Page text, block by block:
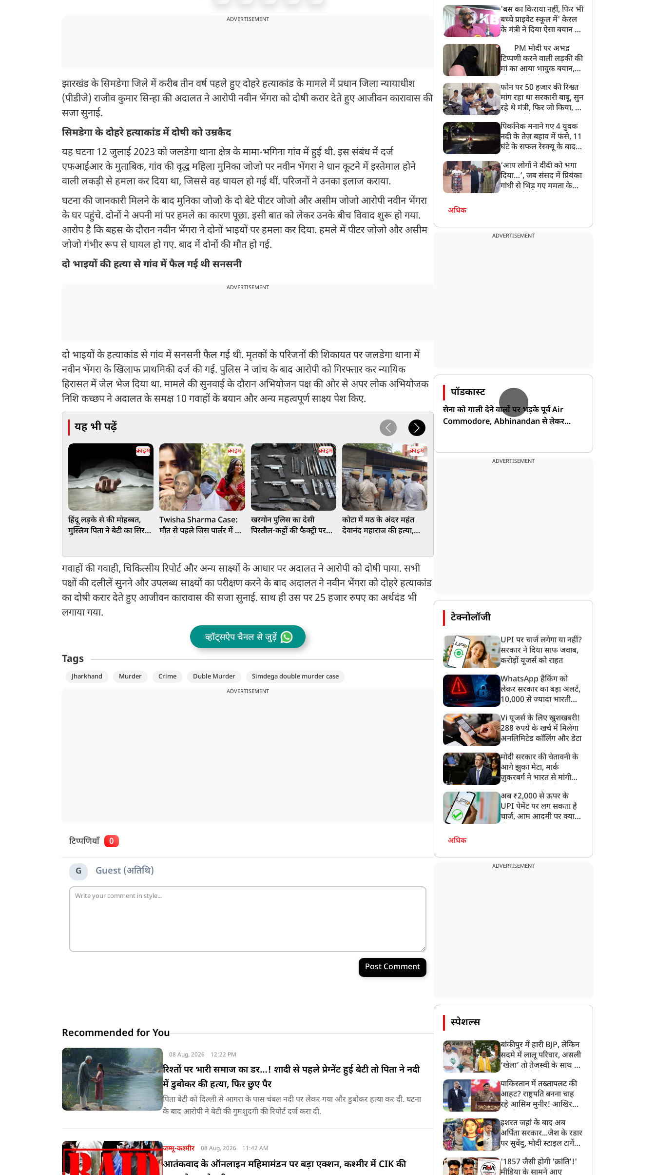
ADVERTISEMENT
झारखंड के सिमडेगा जिले में करीब तीन वर्ष पहले हुए दोहरे हत्याकांड के मामले में प्रधान जिला न्यायाधीश
(पीडीजे) राजीव कुमार सिन्हा की अदालत ने आरोपी नवीन भेंगरा को दोषी करार देते हुए आजीवन कारावास की
सजा सुनाई.
सिमडेगा के दोहरे हत्याकांड में दोषी को उम्रकैद
यह घटना 12 जुलाई 2023 को जलडेगा थाना क्षेत्र के मामा-भगिना गांव में हुई थी. इस संबंध में दर्ज
एफआईआर के मुताबिक, गांव की वृद्ध महिला मुनिका जोजो पर नवीन भेंगरा ने धान कूटने में इस्तेमाल होने
वाली लकड़ी से हमला कर दिया था, जिससे वह घायल हो गई थीं. परिजनों ने उनका इलाज कराया.
घटना की जानकारी मिलने के बाद मुनिका जोजो के दो बेटे पीटर जोजो और असीम जोजो आरोपी नवीन भेंगरा
के घर पहुंचे. दोनों ने अपनी मां पर हमले का कारण पूछा. इसी बात को लेकर उनके बीच विवाद शुरू हो गया.
आरोप है कि बहस के दौरान नवीन भेंगरा ने दोनों भाइयों पर हमला कर दिया. हमले में पीटर जोजो और असीम
जोजो गंभीर रूप से घायल हो गए. बाद में दोनों की मौत हो गई.
दो भाइयों की हत्या से गांव में फैल गई थी सनसनी
ADVERTISEMENT
दो भाइयों के हत्याकांड से गांव में सनसनी फैल गई थी. मृतकों के परिजनों की शिकायत पर जलडेगा थाना में
नवीन भेंगरा के खिलाफ प्राथमिकी दर्ज की गई. पुलिस ने जांच के बाद आरोपी को गिरफ्तार कर न्यायिक
हिरासत में जेल भेज दिया था. मामले की सुनवाई के दौरान अभियोजन पक्ष की ओर से अपर लोक अभियोजक
निशि कच्छप ने अदालत के समक्ष 10 गवाहों के बयान और अन्य महत्वपूर्ण साक्ष्य पेश किए.
यह भी पढ़ें
क्राइम
हिंदू लड़के से की मोहब्बत,
मुस्लिम पिता ने बेटी का सिर
क्राइम
Twisha Sharma Case:
मौत से पहले जिस पार्लर में गई
गिरिबाला के 5 वकील
क्राइम
खरगोन पुलिस का देसी
पिस्तौल-कट्टों की फैक्ट्री पर
क्राइम
कोटा में मठ के अंदर महंत
देवानंद महाराज की हत्या,
क्राइम
तुगलकाबाद में आग, हुआ बड़ा
क्राइम
गवाहों की गवाही, चिकित्सीय रिपोर्ट और अन्य साक्ष्यों के आधार पर अदालत ने आरोपी को दोषी पाया. सभी
पक्षों की दलीलें सुनने और उपलब्ध साक्ष्यों का परीक्षण करने के बाद अदालत ने नवीन भेंगरा को दोहरे हत्याकांड
का दोषी करार देते हुए आजीवन कारावास की सजा सुनाई. साथ ही उस पर 25 हजार रुपए का अर्थदंड भी
लगाया गया.
व्हॉट्सऐप चैनल से जुड़ें
Tags
Jharkhand Murder Crime Duble Murder Simdega double murder case
ADVERTISEMENT
टिप्पणियाँ 0
G Guest (अतिथि)
Post Comment
Recommended for You
08 Aug, 2026 12:22 PM
रिश्तों पर भारी समाज का डर…! शादी से पहले प्रेग्नेंट हुई बेटी तो पिता ने नदी
में डुबोकर की हत्या, फिर छुए पैर
पिता बेटी को दिल्ली से आगरा के पास चंबल नदी पर लेकर गया और डुबोकर हत्या कर दी. घटना
के बाद आरोपी ने बेटी की गुमशुदगी की रिपोर्ट दर्ज करा दी.
जम्मू-कश्मीर 08 Aug, 2026 11:42 AM
आतंकवाद के ऑनलाइन महिमामंडन पर बड़ा एक्शन, कश्मीर में CIK की
PM मोदी आज IIT दिल्ली के दीक्षांत समारोह में
शामिल होंगे
'बस का किराया नहीं, फिर भी
बच्चे प्राइवेट स्कूल में' केरल
के मंत्री ने दिया ऐसा बयान की
PM मोदी पर अभद्र
टिप्पणी करने वाली लड़की की
मां का आया भावुक बयान,
बेटी को गोद लें प्रधानमंत्री
फोन पर 50 हजार की रिश्वत
मांग रहा था सरकारी बाबू, सुन
रहे थे मंत्री, फिर जो किया, वो
पिकनिक मनाने गए 4 युवक
नदी के तेज़ बहाव में फंसे, 11
घंटे के सफल रेस्क्यू के बाद
‘आप लोगों ने दीदी को भगा
दिया…’, जब संसद में प्रियंका
गांधी से भिड़ गए ममता के
अधिक
ADVERTISEMENT
पॉडकास्ट
सेना को गाली देने वालों पर भड़के पूर्व Air
Commodore, Abhinandan से लेकर
ADVERTISEMENT
टेक्नोलॉजी
UPI पर चार्ज लगेगा या नहीं?
सरकार ने दिया साफ जवाब,
करोड़ों यूजर्स को राहत
WhatsApp हैकिंग को
लेकर सरकार का बड़ा अलर्ट,
10,000 से ज्यादा भारतीयों
गया
Vi यूजर्स के लिए खुशखबरी!
288 रुपये के खर्च में मिलेगा
अनलिमिटेड कॉलिंग और डेटा
मोदी सरकार की चेतावनी के
आगे झुका मेटा, मार्क
ज़ुकरबर्ग ने भारत से मांगी
अब ₹2,000 से ऊपर के
UPI पेमेंट पर लग सकता है
चार्ज, आम आदमी पर क्या
अधिक
ADVERTISEMENT
स्पेशल्स
बांकीपुर में हारी BJP, लेकिन
सदमे में लालू परिवार, असली
‘खेला’ तो तेजस्वी के साथ हो
पाकिस्तान में तख्तापलट की
आहट? राष्ट्रपति बनना चाह
रहे आसिम मुनीर! आखिर
बनाया मोहरा?
इशरत जहां के बाद अब
अर्पिता सरकार...जैश के रडार
पर सुवेंदु, मोदी स्टाइल टार्गेट
बड़ा एक्शन!
'1857 जैसी होगी 'क्रांति'!'
मीडिया के सामने आए